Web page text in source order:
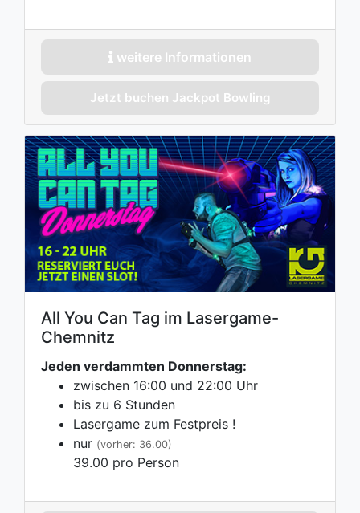
weitere Informationen
Jetzt buchen Jackpot Bowling
All You Can Tag im Lasergame-
Chemnitz
Jeden verdammten Donnerstag:
zwischen 16:00 und 22:00 Uhr
bis zu 6 Stunden
Lasergame zum Festpreis !
nur (vorher: 36.00)
39.00 pro Person